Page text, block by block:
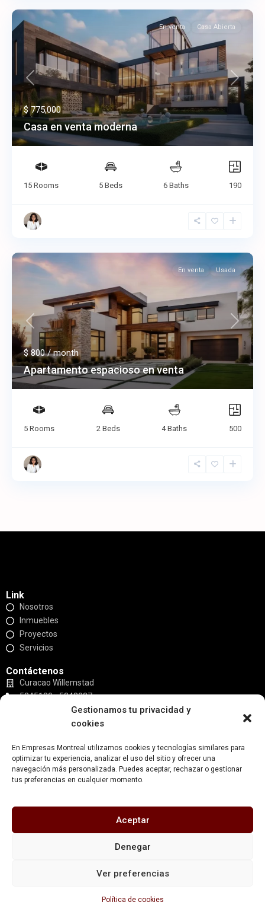
Gestionamos tu privacidad y
cookies
En Empresas Montreal utilizamos cookies y tecnologías similares para
optimizar tu experiencia, analizar el uso del sitio y ofrecer una
navegación más personalizada. Puedes aceptar, rechazar o gestionar
tus preferencias en cualquier momento.
Aceptar
Denegar
Ver preferencias
Política de cookies
Previous Next
En venta Casa Abierta
$ 775,000
Casa en venta moderna
15 Rooms 5 Beds 6 Baths 190
Previous Next
En venta Usada
$ 800/ month
Apartamento espacioso en venta
5 Rooms 2 Beds 4 Baths 500
Link
Nosotros
Inmuebles
Proyectos
Servicios
Contáctenos
Curacao Willemstad
5245130 - 5243027
empresasmontreal@gmail.com
Diseño y tecnología